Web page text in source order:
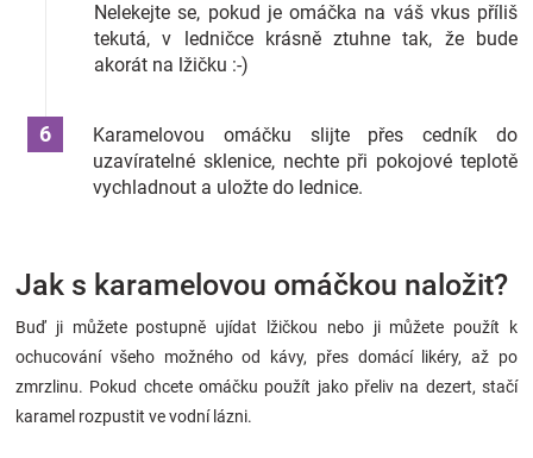
Nelekejte se, pokud je omáčka na váš vkus příliš
tekutá, v ledničce krásně ztuhne tak, že bude
akorát na lžičku :-)
Karamelovou omáčku slijte přes cedník do
uzavíratelné sklenice, nechte při pokojové teplotě
vychladnout a uložte do lednice.
Jak s karamelovou omáčkou naložit?
Buď ji můžete postupně ujídat lžičkou nebo ji můžete použít k
ochucování všeho možného od kávy, přes domácí likéry, až po
zmrzlinu. Pokud chcete omáčku použít jako přeliv na dezert, stačí
karamel rozpustit ve vodní lázni.